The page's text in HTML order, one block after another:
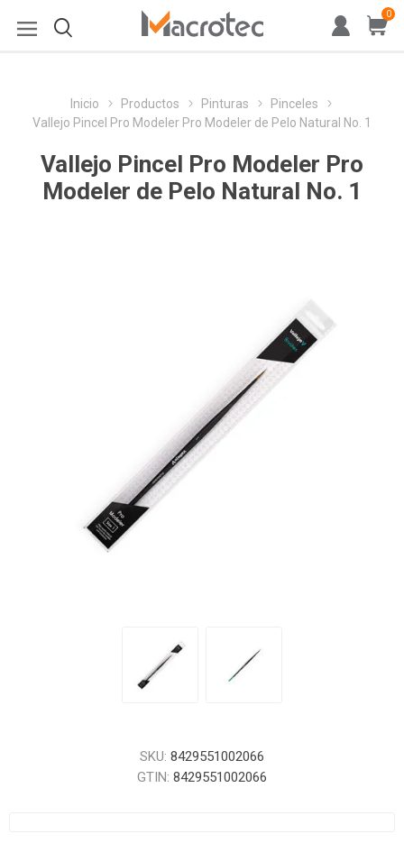
0
Inicio Productos Pinturas
Pinceles
Vallejo Pincel Pro Modeler Pro Modeler de Pelo Natural No. 1
Vallejo Pincel Pro Modeler Pro
Modeler de Pelo Natural No. 1
SKU: 8429551002066
GTIN: 8429551002066